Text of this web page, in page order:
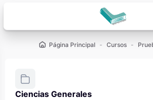
Página Principal Cursos
Ciencias Generales